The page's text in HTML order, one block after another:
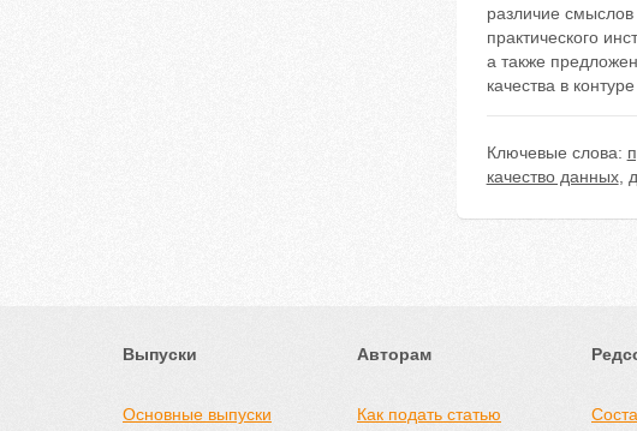
различие
практического
а также
качества в
Ключевые слова:
качество данных,
Выпуски
Основные выпуски
Авторам
Как подать статью